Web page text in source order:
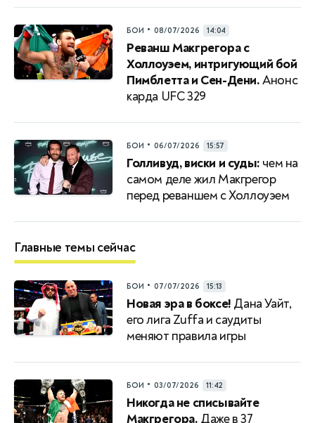
БОИ • 08/07/2026 14:04
Реванш Макгрегора с
Холлоуэем, интригующий бой
Пимблетта и Сен-Дени.Анонс
карда UFC 329
БОИ • 06/07/2026 15:57
Голливуд, виски и суды: чем на
самом деле жил Макгрегор
перед реваншем с Холлоуэем
Главные темы сейчас
БОИ • 07/07/2026 15:13
Новая эра в боксе! Дана Уайт,
его лига Zuffa и саудиты
меняют правила игры
БОИ • 03/07/2026 11:42
Никогда не списывайте
Макгрегора. Даже в 37